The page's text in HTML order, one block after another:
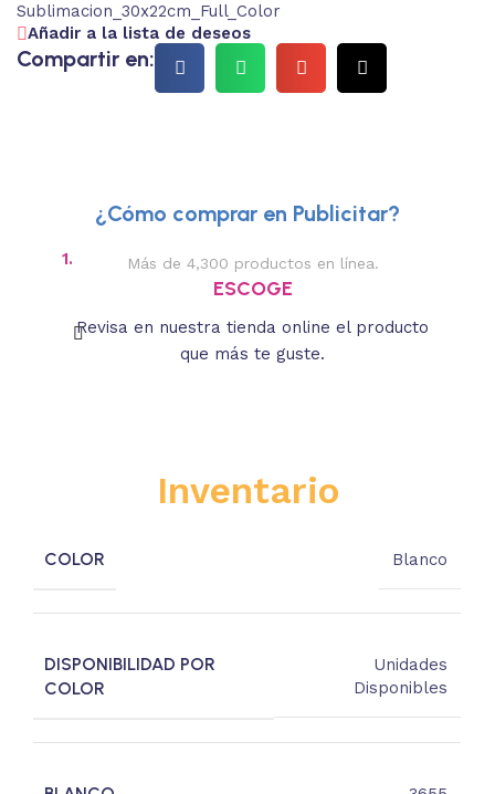
Sublimacion_30x22cm_Full_Color
Añadir a la lista de deseos
Compartir en:
¿Cómo comprar en Publicitar?
1. Más de 4,300 productos en línea.
ESCOGE
Revisa en nuestra tienda online el producto
que más te guste.
Inventario
COLOR Blanco
DISPONIBILIDAD POR
COLOR
Unidades
Disponibles